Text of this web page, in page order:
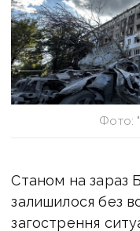
Фото:
Станом на зараз
залишилося без
загострення